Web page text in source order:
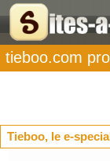
tieboo.com
Tieboo, le e-